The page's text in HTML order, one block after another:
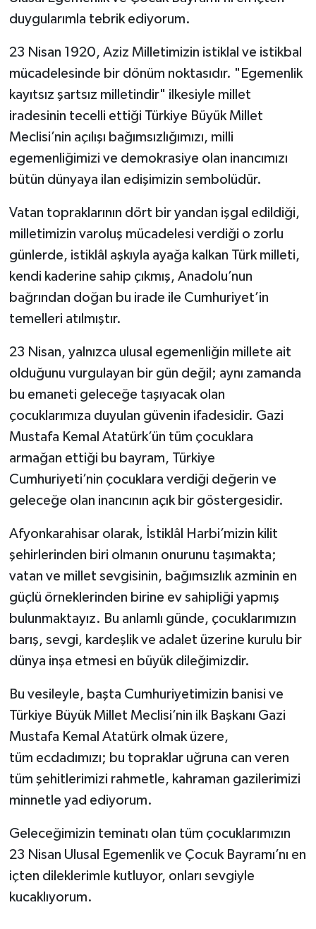
duygularımla tebrik ediyorum.
23 Nisan 1920, Aziz Milletimizin istiklal ve istikbal
mücadelesinde bir dönüm noktasıdır. "Egemenlik
kayıtsız şartsız milletindir" ilkesiyle millet
iradesinin tecelli ettiği Türkiye Büyük Millet
Meclisi’nin açılışı bağımsızlığımızı, milli
egemenliğimizi ve demokrasiye olan inancımızı
bütün dünyaya ilan edişimizin sembolüdür.
Vatan topraklarının dört bir yandan işgal edildiği,
milletimizin varoluş mücadelesi verdiği o zorlu
günlerde, istiklâl aşkıyla ayağa kalkan Türk milleti,
kendi kaderine sahip çıkmış, Anadolu’nun
bağrından doğan bu irade ile Cumhuriyet’in
temelleri atılmıştır.
23 Nisan, yalnızca ulusal egemenliğin millete ait
olduğunu vurgulayan bir gün değil; aynı zamanda
bu emaneti geleceğe taşıyacak olan
çocuklarımıza duyulan güvenin ifadesidir. Gazi
Mustafa Kemal Atatürk’ün tüm çocuklara
armağan ettiği bu bayram, Türkiye
Cumhuriyeti’nin çocuklara verdiği değerin ve
geleceğe olan inancının açık bir göstergesidir.
Afyonkarahisar olarak, İstiklâl Harbi’mizin kilit
şehirlerinden biri olmanın onurunu taşımakta;
vatan ve millet sevgisinin, bağımsızlık azminin en
güçlü örneklerinden birine ev sahipliği yapmış
bulunmaktayız. Bu anlamlı günde, çocuklarımızın
barış, sevgi, kardeşlik ve adalet üzerine kurulu bir
dünya inşa etmesi en büyük dileğimizdir.
Bu vesileyle, başta Cumhuriyetimizin banisi ve
Türkiye Büyük Millet Meclisi’nin ilk Başkanı Gazi
Mustafa Kemal Atatürk olmak üzere,
tüm ecdadımızı; bu topraklar uğruna can veren
tüm şehitlerimizi rahmetle, kahraman gazilerimizi
minnetle yad ediyorum.
Geleceğimizin teminatı olan tüm çocuklarımızın
23 Nisan Ulusal Egemenlik ve Çocuk Bayramı’nı en
içten dileklerimle kutluyor, onları sevgiyle
kucaklıyorum.